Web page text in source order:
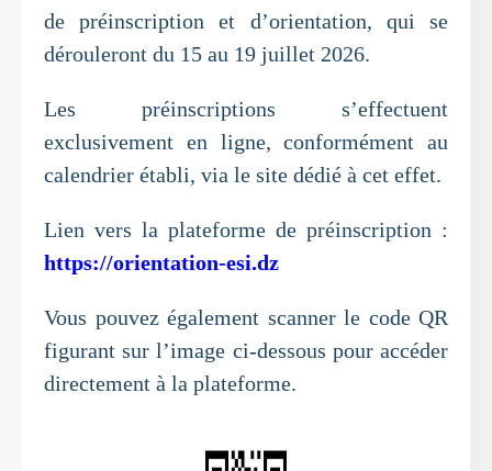
de préinscription et d’orientation, qui se
dérouleront du 15 au 19 juillet 2026.
Les préinscriptions s’effectuent
exclusivement en ligne, conformément au
calendrier établi, via le site dédié à cet effet.
Lien vers la plateforme de préinscription :
https://orientation-esi.dz
Vous pouvez également scanner le code QR
figurant sur l’image ci-dessous pour accéder
directement à la plateforme.